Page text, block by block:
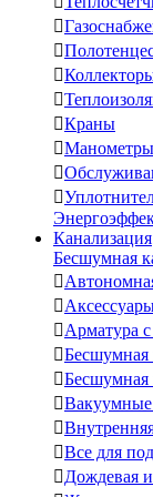




Краны



Канализация
Бесшумная


Арматура
Бесшумная
Бесшумная


Все для
Дождевая